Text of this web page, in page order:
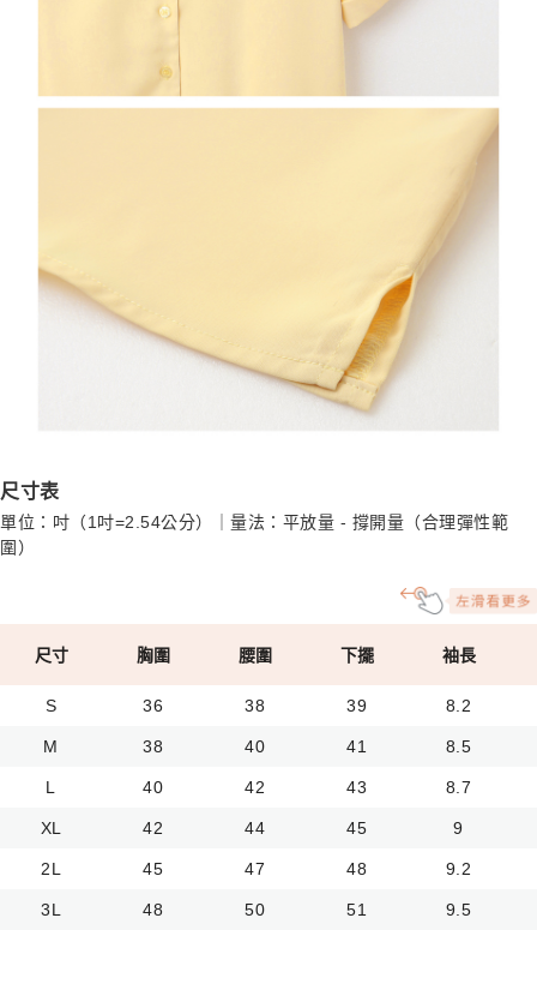
尺寸表
單位：吋（1吋=2.54公分）｜量法：平放量 - 撐開量（合理彈性範
圍）
尺寸 胸圍 腰圍 下擺 袖長
S 36 38 39 8.2
M 38 40 41 8.5
L 40 42 43 8.7
XL 42 44 45 9
2L 45 47 48 9.2
3L 48 50 51 9.5